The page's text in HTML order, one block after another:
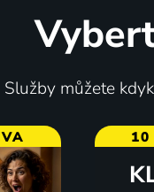
Služby můžete